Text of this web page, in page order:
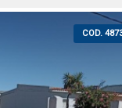
COD.